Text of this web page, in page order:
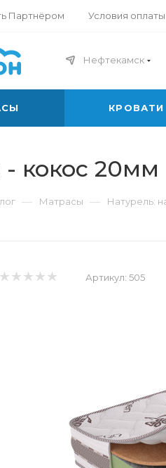
Партнёром Условия оплаты
Нефтекамск
КРОВАТИ
- кокос 20мм
— Матрасы — Натурель:
Артикул: 505